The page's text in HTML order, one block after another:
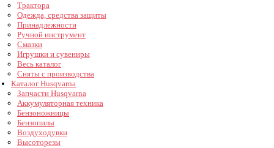
Трактора
Одежда, средства защиты
Принадлежности
Ручной инструмент
Смазки
Игрушки и сувениры
Весь каталог
Сняты с производства
Каталог Husqvarna
Запчасти Husqvarna
Аккумуляторная техника
Бензоножницы
Бензопилы
Воздуходувки
Высоторезы